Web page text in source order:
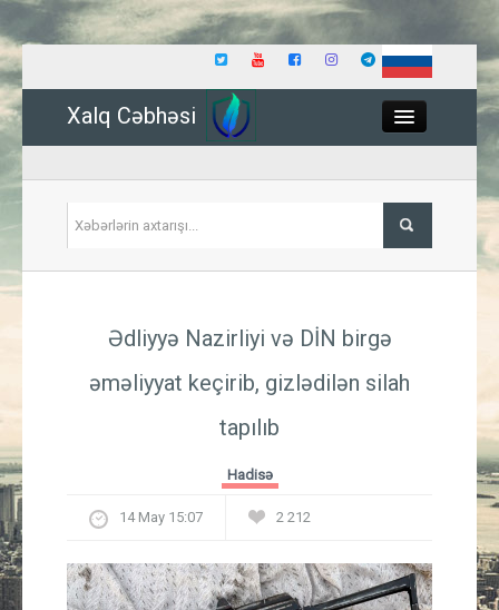
Xalq Cəbhəsi
İqtisadiyyat
Güney Azərbaycan
Mədəniyyət
Ədliyyə Nazirliyi və DİN birgə
əməliyyat keçirib, gizlədilən silah
tapılıb
Hadisə
14 May 15:07 2 212